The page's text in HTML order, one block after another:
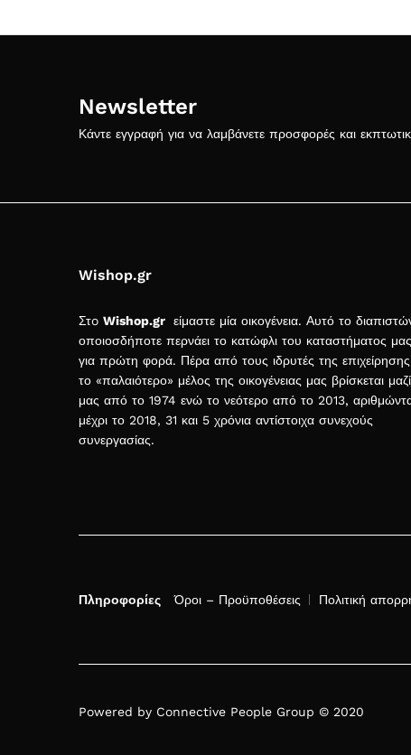
Newsletter
Κάντε εγγραφή για να λαμβάνετε προσφορές και
Wishop.gr
Στo Wishop.gr είμαστε μία οικογένεια. Αυτό το
οποιοσδήποτε περνάει το κατώφλι του καταστήματος μας
για πρώτη φορά. Πέρα από τους ιδρυτές της
το «παλαιότερο» μέλος της οικογένειας μας βρίσκεται μαζί
μας από το 1974 ενώ το νεότερο από το 2013,
μέχρι το 2018, 31 και 5 χρόνια αντίστοιχα συνεχούς
συνεργασίας.
Πληροφορίες Όροι – Προϋποθέσεις Πολιτική
Powered by Connective People Group © 2020